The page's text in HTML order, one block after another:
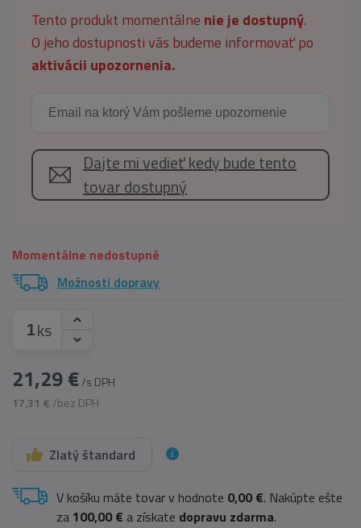
Tento produkt momentálne nie je dostupný.
O jeho dostupnosti vás budeme informovať po
aktivácii upozornenia.
Dajte mi vedieť kedy bude tento
tovar dostupný
Momentálne nedostupné
Možnosti dopravy
ks
21,29 €/s DPH
17,31 € /bez DPH
Zlatý štandard
V košíku máte tovar v hodnote 0,00 €. Nakúpte ešte
za 100,00 € a získate dopravu zdarma.